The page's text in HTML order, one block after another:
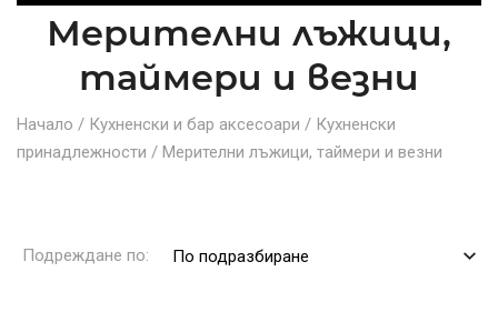
Мерителни лъжици,
таймери и везни
Начало / Кухненски и бар аксесоари / Кухненски
принадлежности / Мерителни лъжици, таймери и везни
Подреждане по: По подразбиране